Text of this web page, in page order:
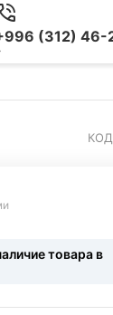
(312) 46-
товара в